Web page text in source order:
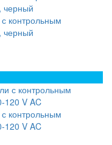
контрольным
черный
контрольным
120 V AC